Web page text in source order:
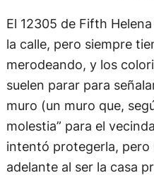
El 12305 de Fifth
la calle, pero siempre
merodeando, y los
suelen parar para
muro (un muro que,
molestia” para el
intentó protegerla, pero
adelante al ser la casa